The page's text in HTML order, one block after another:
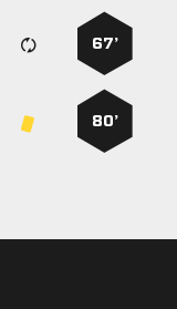
67’
80’